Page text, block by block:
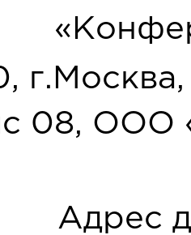
г.Москва,
08, ООО
Адрес